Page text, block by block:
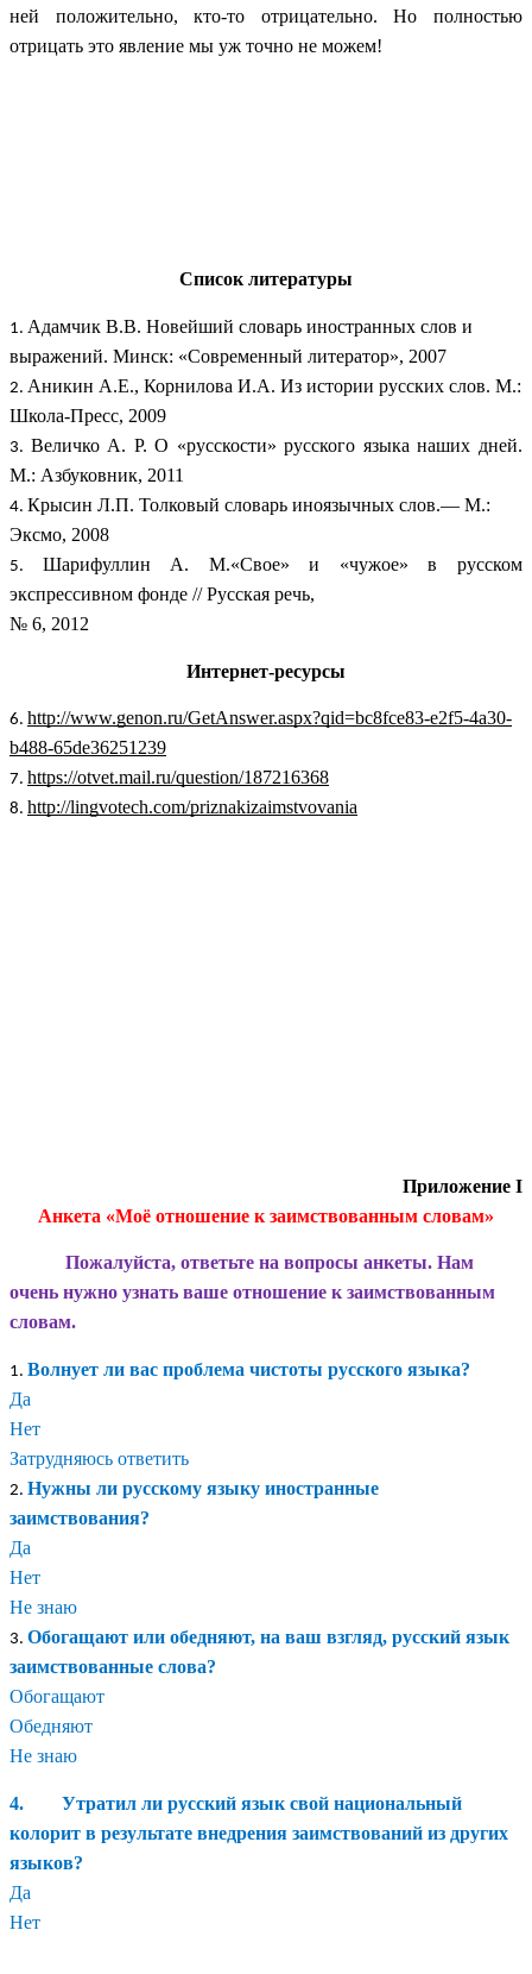
ней положительно, кто-то отрицательно. Но полностью
отрицать это явление мы уж точно не можем!
Список литературы
Адамчик В.В. Новейший словарь иностранных слов и
выражений. Минск: «Современный литератор», 2007
Аникин А.Е., Корнилова И.А. Из истории русских слов. М.:
Школа-Пресс, 2009
Величко А. Р. О «русскости» русского языка наших дней.
М.: Азбуковник, 2011
Крысин Л.П. Толковый словарь иноязычных слов.— М.:
Эксмо, 2008
Шарифуллин А. М.«Свое» и «чужое» в русском
экспрессивном фонде // Русская речь,
№ 6, 2012
Интернет-ресурсы
http://www.genon.ru/GetAnswer.aspx?qid=bc8fce83-e2f5-4a30-
b488-65de36251239
https://otvet.mail.ru/question/187216368
http://lingvotech.com/priznakizaimstvovania
Приложение I
Анкета «Моё отношение к заимствованным словам»
Пожалуйста, ответьте на вопросы анкеты. Нам
очень нужно узнать ваше отношение к заимствованным
словам.
Волнует ли вас проблема чистоты русского языка?
Да
Нет
Затрудняюсь ответить
Нужны ли русскому языку иностранные
заимствования?
Да
Нет
Не знаю
Обогащают или обедняют, на ваш взгляд, русский язык
заимствованные слова?
Обогащают
Обедняют
Не знаю
4. Утратил ли русский язык свой национальный
колорит в результате внедрения заимствований из других
языков?
Да
Нет